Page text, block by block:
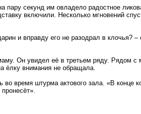
пару секунд им овладело радостное
включили. Несколько мгновений
и вправду его не разодрал в клочья? –
Он увидел её в третьем ряду. Рядом
ёлку внимания не обращала.
время штурма актового зала. «В конце